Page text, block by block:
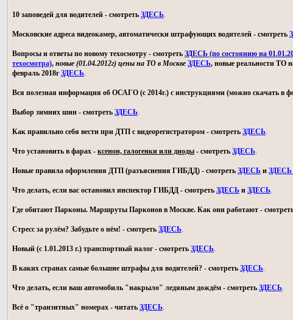
10 заповедей для водителей - смотреть ЗДЕСЬ.
Московские адреса видеокамер, автоматически штрафующих водителей - смотреть
Вопросы и ответы по новому техосмотру - смотреть ЗДЕСЬ (по состоянию на
техосмотра), новые (01.04.2012г) цены на ТО в Москве ЗДЕСЬ, новые реальности ТО
февраль 2018гЗДЕСЬ.
Вся полезная информация об ОСАГО (с 2014г.) с инструкциями (можно скачать в
Выбор зимних шин - смотреть ЗДЕСЬ.
Как правильно себя вести при ДТП с видеорегистратором - смотреть ЗДЕСЬ.
Что установить в фарах - ксенон, галогенки или диоды - смотреть ЗДЕСЬ.
Новые правила оформления ДТП (разъяснения ГИБДД) - смотреть ЗДЕСЬ и ЗДЕСЬ
Что делать, если вас остановил инспектор ГИБДД - смотреть ЗДЕСЬ и ЗДЕСЬ.
Где обитают Парконы. Маршруты Парконов в Москве. Как они работают -
Стресс за рулём? Забудьте о нём! - смотреть ЗДЕСЬ.
Новый (с 1.01.2013 г.) транспортный налог - смотреть ЗДЕСЬ.
В каких странах самые большие штрафы для водителей? - смотреть ЗДЕСЬ.
Что делать, если ваш автомобиль "накрыло" ледяным дождём - смотреть ЗДЕСЬ.
Всё о "транзитных" номерах - читать ЗДЕСЬ.